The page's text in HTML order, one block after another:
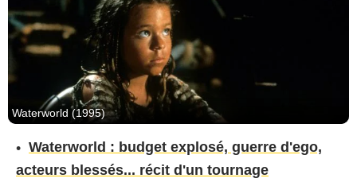
Waterworld (1995)
Waterworld : budget explosé, guerre d'ego,
acteurs blessés... récit d'un tournage